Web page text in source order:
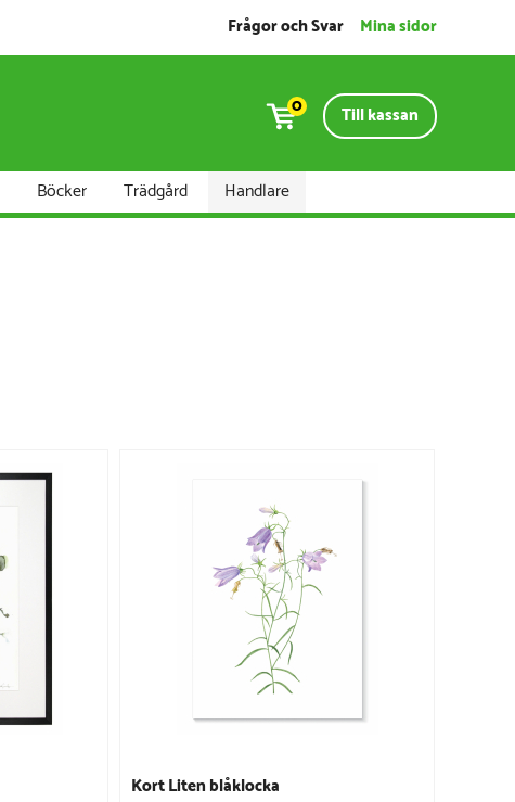
Frågor och Svar Mina sidor
0 Till kassan
Böcker Trädgård Handlare
Kort Liten blåklocka